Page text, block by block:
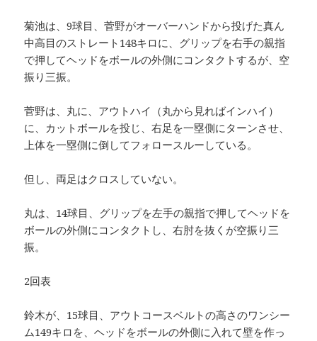
菊池は、9球目、菅野がオーバーハンドから投げた真ん
中高目のストレート148キロに、グリップを右手の親指
で押してヘッドをボールの外側にコンタクトするが、空
振り三振。
菅野は、丸に、アウトハイ（丸から見ればインハイ）
に、カットボールを投じ、右足を一塁側にターンさせ、
上体を一塁側に倒してフォロースルーしている。
但し、両足はクロスしていない。
丸は、14球目、グリップを左手の親指で押してヘッドを
ボールの外側にコンタクトし、右肘を抜くが空振り三
振。
2回表
鈴木が、15球目、アウトコースベルトの高さのワンシー
ム149キロを、ヘッドをボールの外側に入れて壁を作っ